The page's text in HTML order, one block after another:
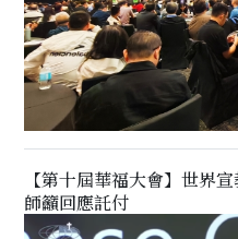
【第十屆華福大會】世界
師籲回應託付